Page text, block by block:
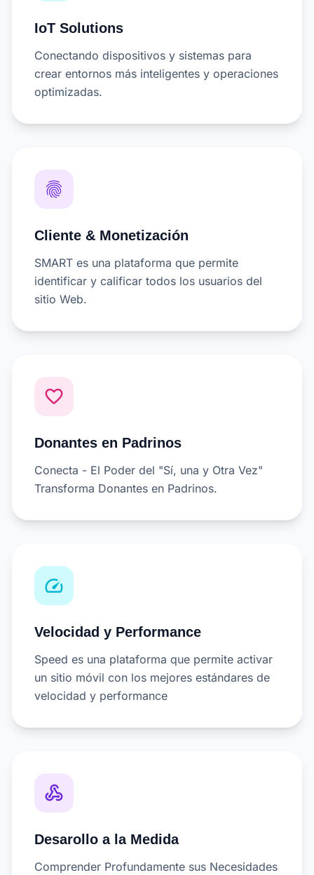
IoT Solutions
Conectando dispositivos y sistemas para
crear entornos más inteligentes y operaciones
optimizadas.
fingerprint
Cliente & Monetización
SMART es una plataforma que permite
identificar y calificar todos los usuarios del
sitio Web.
favorite_border
Donantes en Padrinos
Conecta - El Poder del "Sí, una y Otra Vez"
Transforma Donantes en Padrinos.
speed
Velocidad y Performance
Speed es una plataforma que permite activar
un sitio móvil con los mejores estándares de
velocidad y performance
webhook
Desarollo a la Medida
Comprender Profundamente sus Necesidades